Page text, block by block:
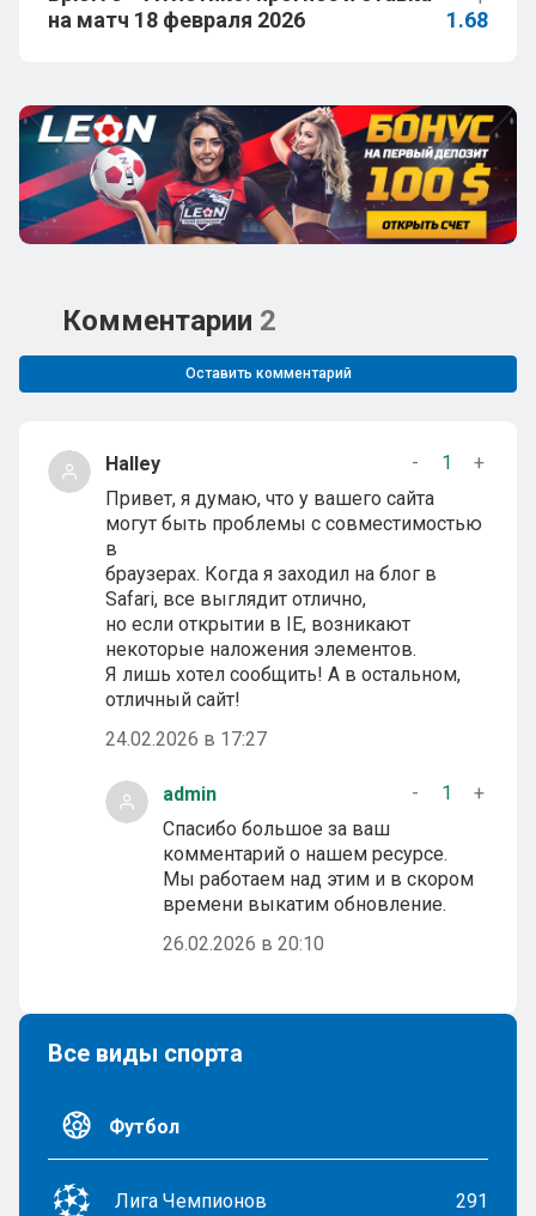
на матч 18 февраля 2026
1.68
Комментарии 2
Оставить комментарий
Halley - 1
+
Привет, я думаю, что у вашего сайта
могут быть проблемы с совместимостью
в
браузерах. Когда я заходил на блог в
Safari, все выглядит отлично,
но если открытии в IE, возникают
некоторые наложения элементов.
Я лишь хотел сообщить! А в остальном,
отличный сайт!
24.02.2026 в 17:27
admin - 1
+
Спасибо большое за ваш
комментарий о нашем ресурсе.
Мы работаем над этим и в скором
времени выкатим обновление.
26.02.2026 в 20:10
Все виды спорта
Футбол
Лига Чемпионов 291